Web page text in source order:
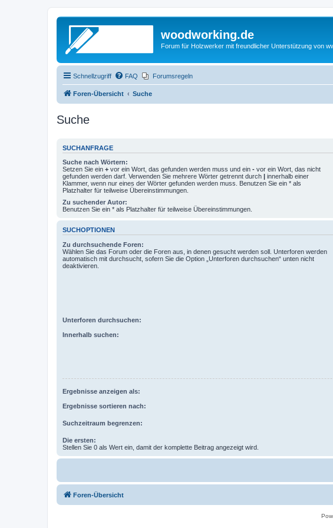
woodworking.de
Forum für Holzwerker mit freundlicher Unterstützung von
Schnellzugriff FAQ Forumsregeln
Foren-Übersicht Suche
Suche
SUCHANFRAGE
Suche nach Wörtern:
Setzen Sie ein + vor ein Wort, das gefunden werden muss und ein - vor ein Wort, das nicht
gefunden werden darf. Verwenden Sie mehrere Wörter getrennt durch | innerhalb einer
Klammer, wenn nur eines der Wörter gefunden werden muss. Benutzen Sie ein * als
Platzhalter für teilweise Übereinstimmungen.
Zu suchender Autor:
Benutzen Sie ein * als Platzhalter für teilweise Übereinstimmungen.
SUCHOPTIONEN
Zu durchsuchende Foren:
Wählen Sie das Forum oder die Foren aus, in denen gesucht werden soll. Unterforen werden
automatisch mit durchsucht, sofern Sie die Option „Unterforen durchsuchen“ unten nicht
deaktivieren.
Unterforen durchsuchen:
Innerhalb suchen:
Ergebnisse anzeigen als:
Ergebnisse sortieren nach:
Suchzeitraum begrenzen:
Die ersten:
Stellen Sie 0 als Wert ein, damit der komplette Beitrag angezeigt wird.
Foren-Übersicht